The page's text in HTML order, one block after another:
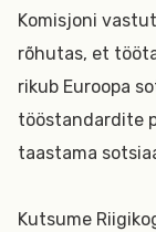
Komisjoni
rõhutas, et
rikub Euroopa
tööstandardite
taastama
Kutsume